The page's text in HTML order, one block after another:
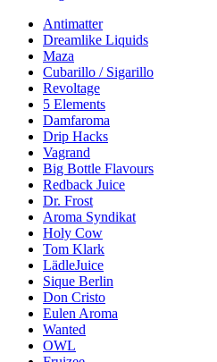
Antimatter
Dreamlike Liquids
Maza
Cubarillo / Sigarillo
Revoltage
5 Elements
Damfaroma
Drip Hacks
Vagrand
Big Bottle Flavours
Redback Juice
Dr. Frost
Aroma Syndikat
Holy Cow
Tom Klark
LädleJuice
Sique Berlin
Don Cristo
Eulen Aroma
Wanted
OWL